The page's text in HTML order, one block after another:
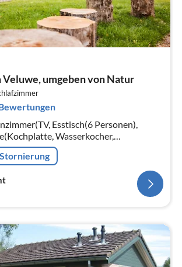
Veluwe, umgeben von Natur
Esstisch(6 Personen),
Wasserkocher,
Backofen, Mikrowelle, Spülmaschine,
, )